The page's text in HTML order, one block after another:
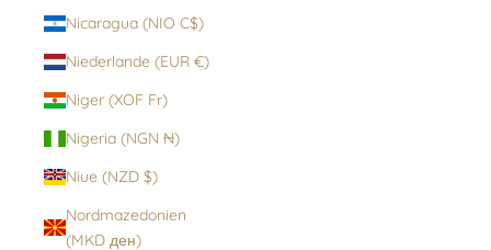
Nicaragua (NIO C$)
Niederlande (EUR €)
Niger (XOF Fr)
Nigeria (NGN ₦)
Niue (NZD $)
Nordmazedonien
(MKD ден)